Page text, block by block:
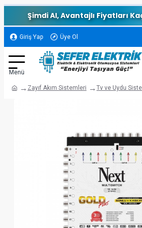
Şimdi Al, Avantajlı Fiyatları
Giriş Yap Üye Ol
Zayıf Akım Sistemleri Tv ve Uydu